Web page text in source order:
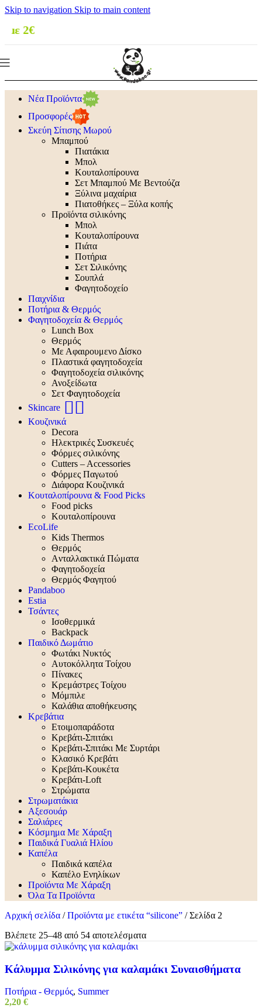
Skip to navigation Skip to main content
Νέα Προϊόντα
Προσφορές
Σκεύη Σίτισης Μωρού
Μπαμπού
Πιατάκια
Μπολ
Κουταλοπίρουνα
Σετ Μπαμπού Με Βεντούζα
Ξύλινα μαχαίρια
Πιατοθήκες – Ξύλα κοπής
Προϊόντα σιλικόνης
Μπολ
Κουταλοπίρουνα
Πιάτα
Ποτήρια
Σετ Σιλικόνης
Σουπλά
Φαγητοδοχείο
Παιχνίδια
Ποτήρια & Θερμός
Φαγητοδοχεία & Θερμός
Lunch Box
Θερμός
Με Αφαιρουμενο Δίσκο
Πλαστικά φαγητοδοχεία
Φαγητοδοχεία σιλικόνης
Ανοξείδωτα
Σετ Φαγητοδοχεία
Skincare 🧖‍♀️
Κουζινικά
Decora
Ηλεκτρικές Συσκευές
Φόρμες σιλικόνης
Cutters – Accessories
Φόρμες Παγωτού
Διάφορα Κουζινικά
Κουταλοπίρουνα & Food Picks
Food picks
Κουταλοπίρουνα
EcoLife
Kids Thermos
Θερμός
Aνταλλακτικά Πώματα
Φαγητοδοχεία
Θερμός Φαγητού
Pandaboo
Estia
Τσάντες
Ισοθερμικά
Backpack
Παιδικό Δωμάτιο
Φωτάκι Νυκτός
Αυτοκόλλητα Τοίχου
Πίνακες
Κρεμάστρες Τοίχου
Μόμπιλε
Καλάθια αποθήκευσης
Κρεβάτια
Ετοιμοπαράδοτα
Κρεβάτι-Σπιτάκι
Κρεβάτι-Σπιτάκι Με Συρτάρι
Κλασικό Κρεβάτι
Κρεβάτι-Κουκέτα
Κρεβάτι-Loft
Στρώματα
Στρωματάκια
Αξεσουάρ
Σαλιάρες
Κόσμημα Με Χάραξη
Παιδικά Γυαλιά Ηλίου
Καπέλα
Παιδικά καπέλα
Καπέλο Ενηλίκων
Προϊόντα Με Χάραξη
Όλα Τα Προϊόντα
Αρχική σελίδα / Προϊόντα με ετικέτα “silicone” / Σελίδα 2
Βλέπετε 25–48 από 54 αποτελέσματα
Κάλυμμα Σιλικόνης για καλαμάκι Συναισθήματα
Ποτήρια - Θερμός, Summer
2,20 €